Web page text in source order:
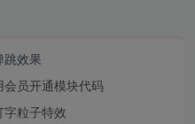
跳效果
员开通模块代码
粒子特效